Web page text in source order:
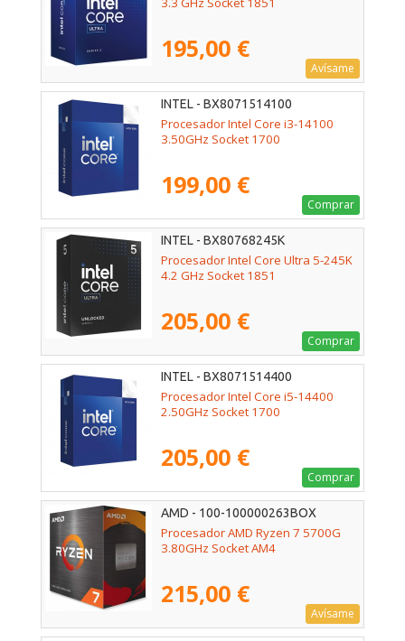
195,00 €
Avísame
INTEL - BX8071514100
Procesador Intel Core i3-14100
3.50GHz Socket 1700
199,00 €
Comprar
INTEL - BX80768245K
Procesador Intel Core Ultra 5-245K
4.2 GHz Socket 1851
205,00 €
Comprar
INTEL - BX8071514400
Procesador Intel Core i5-14400
2.50GHz Socket 1700
205,00 €
Comprar
AMD - 100-100000263BOX
Procesador AMD Ryzen 7 5700G
3.80GHz Socket AM4
215,00 €
Avísame